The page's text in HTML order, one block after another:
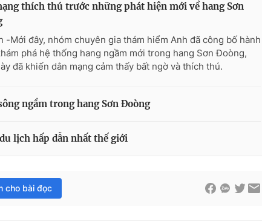
thích thú trước những phát hiện mới về hang Sơn
-Mới đây, nhóm chuyên gia thám hiểm Anh đã công bố hành
phá hệ thống hang ngầm mới trong hang Sơn Đoòng,
đã khiến dân mạng cảm thấy bất ngờ và thích thú.
ngầm trong hang Sơn Đoòng
lịch hấp dẫn nhất thế giới
cho bài đọc